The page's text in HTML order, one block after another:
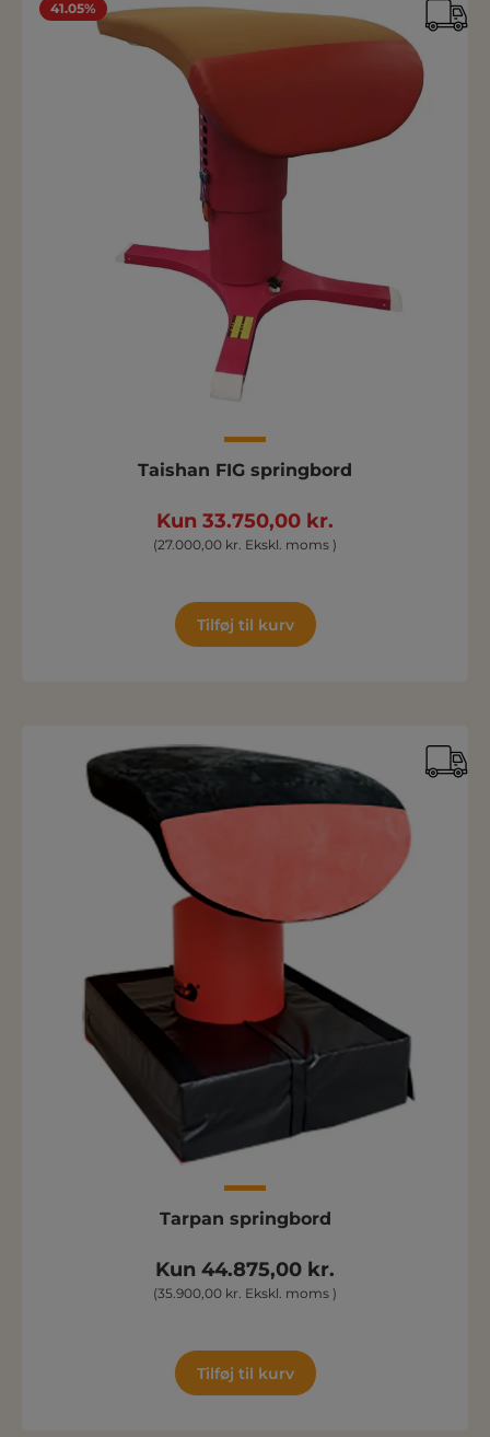
41.05%
Taishan FIG springbord
Kun 33.750,00 kr.
(27.000,00 kr. Ekskl. moms )
Tilføj til kurv
Tarpan springbord
Kun 44.875,00 kr.
(35.900,00 kr. Ekskl. moms )
Tilføj til kurv